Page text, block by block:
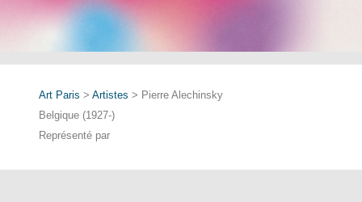
Art Paris > Artistes > Pierre Alechinsky
Belgique (1927-)
Représenté par